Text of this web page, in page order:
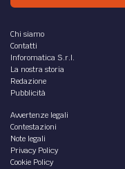
Chi siamo
Contatti
Inforomatica S.r.l.
La nostra storia
Redazione
Pubblicità
Avvertenze legali
Contestazioni
Note legali
Privacy Policy
Cookie Policy